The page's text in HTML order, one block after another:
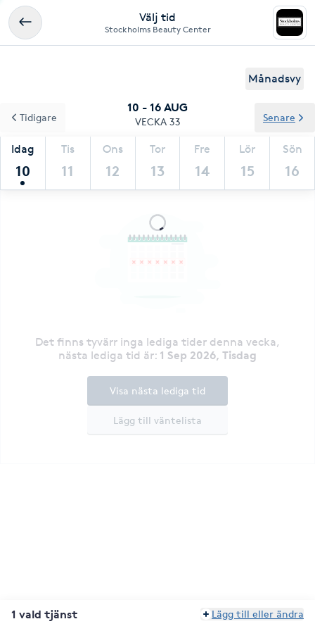
Välj tid
Stockholms Beauty Center
Månadsvy
10 - 16 AUG
VECKA 33
Idag
10
Tis
11
Ons
12
Tor
13
Fre
14
Lör
15
Sön
16
Tidigare Senare
Det finns tyvärr inga lediga tider denna vecka,
nästa lediga tid är: 1 Sep 2026, Tisdag
Lägg till väntelista
Visa nästa lediga tid
1 vald tjänst Lägg till eller ändra